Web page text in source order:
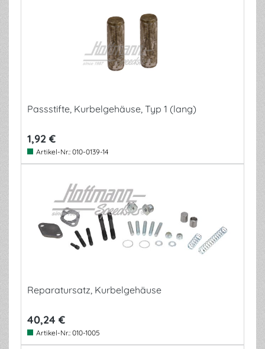
Passstifte, Kurbelgehäuse, Typ 1 (lang)
1,92 €
Artikel-Nr.: 010-0139-14
Reparatursatz, Kurbelgehäuse
40,24 €
Artikel-Nr.: 010-1005